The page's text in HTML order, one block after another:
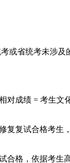
或省统考未涉
成绩 = 考生
复试合格考
格，依据考